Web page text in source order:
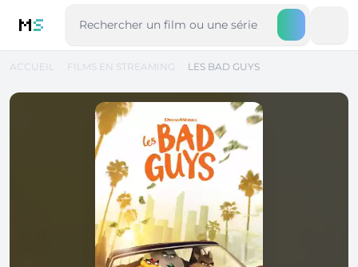
MS
ACCUEIL FILMS EN STREAMING LES BAD GUYS